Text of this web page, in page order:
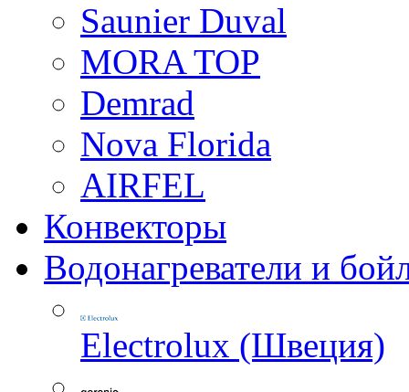
Saunier Duval
MORA TOP
Demrad
Nova Florida
AIRFEL
Конвекторы
Водонагреватели и
Electrolux (Швеция)